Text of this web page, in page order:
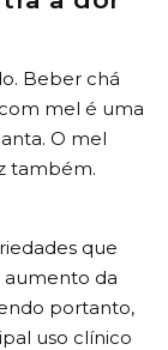
Beber chá
mel é uma
O mel
também.
que
aumento da
portanto,
uso clínico